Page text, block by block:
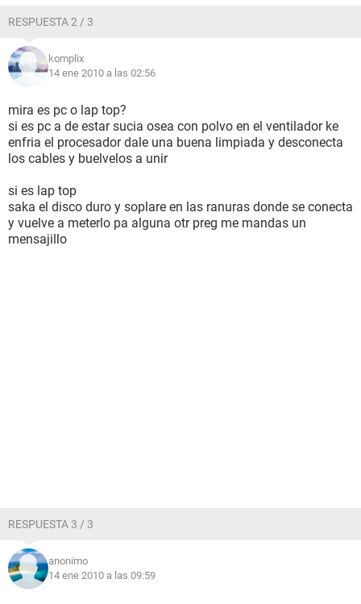
RESPUESTA 2 / 3
komplix
14 ene 2010 a las 02:56
mira es pc o lap top?
si es pc a de estar sucia osea con polvo en el ventilador ke
enfria el procesador dale una buena limpiada y desconecta
los cables y buelvelos a unir
si es lap top
saka el disco duro y soplare en las ranuras donde se conecta
y vuelve a meterlo pa alguna otr preg me mandas un
mensajillo
RESPUESTA 3 / 3
anonimo
14 ene 2010 a las 09:59